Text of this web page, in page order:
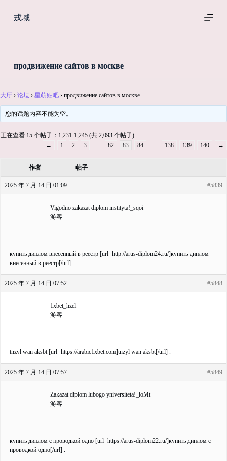
过
戎域
продвижение сайтов в москве
大厅 › 论坛 › 星萌贴吧 › продвижение сайтов в москве
您的话题内容不能为空。
正在查看 15 个帖子：1,231-1,245 (共 2,093 个帖子)
←
1 2 3 … 82 83 84 … 138 139 140 →
作者 帖子
2025 年 7 月 14 日 01:09 #5839
Vigodno zakazat diplom instityta!_sqoi
游客
купить диплом внесенный в реестр [url=http://arus-diplom24.ru/]купить диплом
внесенный в реестр[/url] .
2025 年 7 月 14 日 07:52 #5848
1xbet_hzel
游客
tnzyl wan aksbt [url=https://arabic1xbet.com]tnzyl wan aksbt[/url] .
2025 年 7 月 14 日 07:57 #5849
Zakazat diplom lubogo yniversiteta!_ioMt
游客
купить диплом с проводкой одно [url=https://arus-diplom22.ru/]купить диплом с
проводкой одно[/url] .